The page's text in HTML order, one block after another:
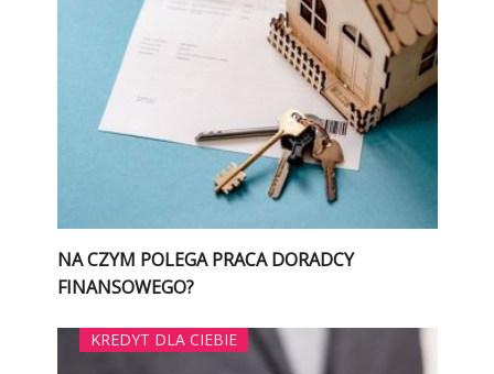
NA CZYM POLEGA PRACA DORADCY
FINANSOWEGO?
KREDYT DLA CIEBIE